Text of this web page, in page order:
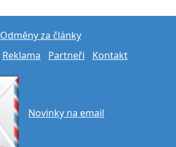
Odměny za články
Reklama Partneři Kontakt
Novinky na email